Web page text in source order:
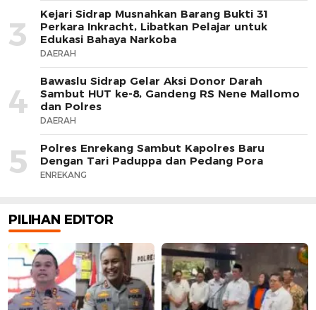
3
Kejari Sidrap Musnahkan Barang Bukti 31
Perkara Inkracht, Libatkan Pelajar untuk
Edukasi Bahaya Narkoba
DAERAH
4
Bawaslu Sidrap Gelar Aksi Donor Darah
Sambut HUT ke-8, Gandeng RS Nene Mallomo
dan Polres
DAERAH
5
Polres Enrekang Sambut Kapolres Baru
Dengan Tari Paduppa dan Pedang Pora
ENREKANG
PILIHAN EDITOR